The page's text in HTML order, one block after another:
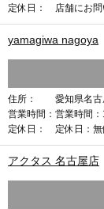
定休日：
店舗にお
yamagiwa nagoya
住所：
愛知県名
営業時間： 営業時間
定休日：
定休日：無
アクタス 名古屋店